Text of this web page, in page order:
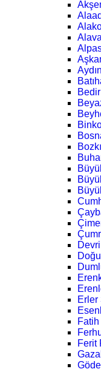
Erler
Fatih
Ferit